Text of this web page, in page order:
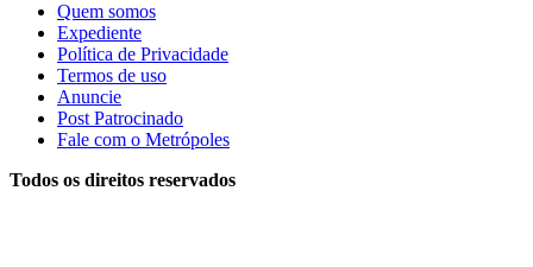
Quem somos
Expediente
Política de Privacidade
Termos de uso
Anuncie
Post Patrocinado
Fale com o Metrópoles
Todos os direitos reservados